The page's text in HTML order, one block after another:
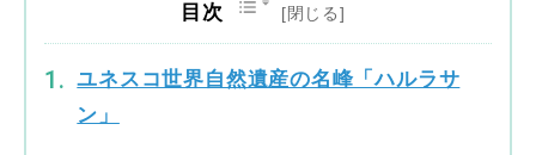
目次
ユネスコ世界自然遺産の名峰「ハルラサ
ン」